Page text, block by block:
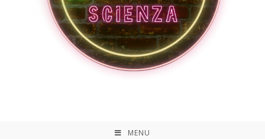
MENU